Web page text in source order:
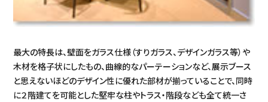
最大の特長は、壁面をガラス仕様（すりガラス、デザインガラス等）や
木材を格子状にしたもの、曲線的なパーテーションなど、展示ブース
と思えないほどのデザイン性に優れた部材が揃っていることで、同時
に２階建てを可能とした堅牢な柱やトラス・階段なども全て統一さ